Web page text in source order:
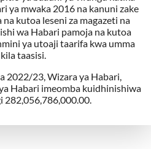
ya mwaka 2016 na kanuni zake
kutoa leseni za magazeti na
wa Habari pamoja na kutoa
ya utoaji taarifa kwa umma
taasisi.
2022/23, Wizara ya Habari,
Habari imeomba kuidhinishiwa
282,056,786,000.00.